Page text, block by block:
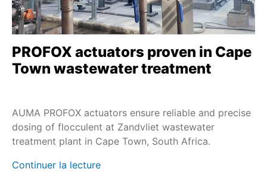
PROFOX actuators proven in Cape
Town wastewater treatment
AUMA PROFOX actuators ensure reliable and precise
dosing of flocculent at Zandvliet wastewater
treatment plant in Cape Town, South Africa.
Continuer la lecture